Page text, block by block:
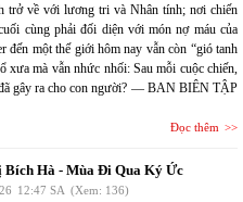
trở về với lương tri và Nhân tính; nơi chiến
cùng phải đối diện với món nợ máu của
một thế giới hôm nay vẫn còn “gió tanh
xưa mà vẫn nhức nhối: Sau mỗi cuộc chiến,
gây ra cho con người? — BAN BIÊN TẬP
Đọc thêm
Bích Hà - Mùa Đi Qua Ký Ức
12:47 SA (Xem: 136)